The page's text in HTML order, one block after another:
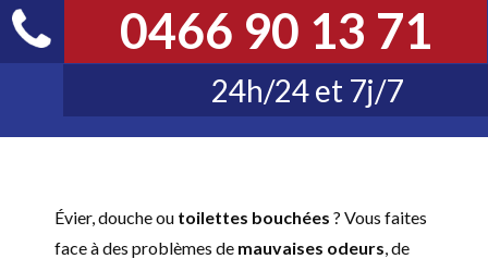
0466 90 13 71
24h/24 et 7j/7
Évier, douche ou toilettes bouchées ? Vous faites
face à des problèmes de mauvaises odeurs, de